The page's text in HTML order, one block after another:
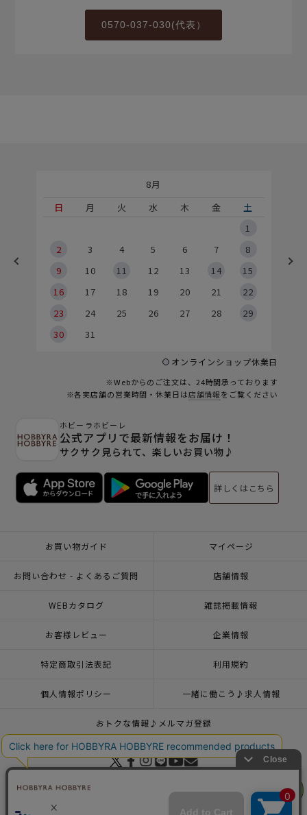
フェア
0570-037-030(代表）
8月
日
月 火 水 木 金
土
1
2
3 4 5 6 7
8
9
10 11 12 13 14
15
16
17 18 19 20 21
22
23
24 25 26 27 28
29
30
31
オンラインショップ休業日
※Webからのご注文は、24時間承っております
※各実店舗の営業時間・休業日は店舗情報をご覧ください
ホビーラホビーレ
公式アプリで最新情報をお届け！
サクサク見られて、楽しいお買い物♪
詳しくはこちら
お買い物ガイド マイページ
お問い合わせ - よくあるご質問 店舗情報
WEBカタログ 雑誌掲載情報
お客様レビュー 企業情報
特定商取引法表記 利用規約
個人情報ポリシー 一緒に働こう♪求人情報
おトクな情報♪メルマガ登録
© 2026 HOBBYRA HOBBYRE CORPORATION ALL Rights Reserved